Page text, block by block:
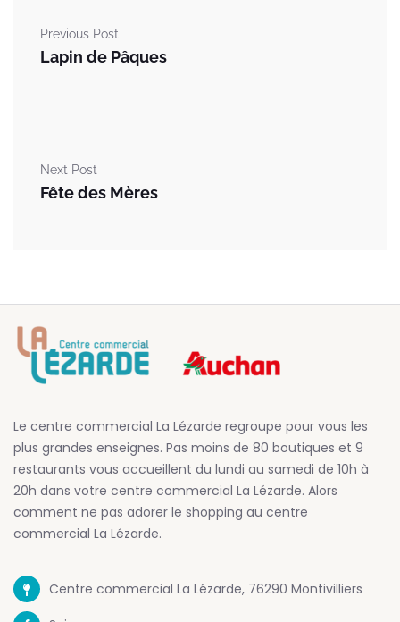
Previous Post
Lapin de Pâques
Next Post
Fête des Mères
Le centre commercial La Lézarde regroupe pour vous les
plus grandes enseignes. Pas moins de 80 boutiques et 9
restaurants vous accueillent du lundi au samedi de 10h à
20h dans votre centre commercial La Lézarde. Alors
comment ne pas adorer le shopping au centre
commercial La Lézarde.
Centre commercial La Lézarde, 76290 Montivilliers